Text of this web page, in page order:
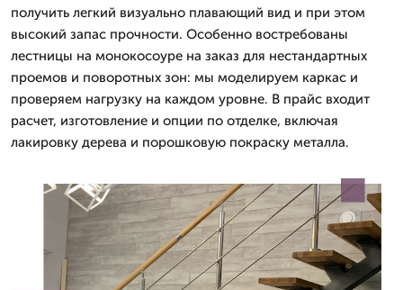
получить легкий визуально плавающий вид и при этом
высокий запас прочности. Особенно востребованы
лестницы на монокосоуре на заказ для нестандартных
проемов и поворотных зон: мы моделируем каркас и
проверяем нагрузку на каждом уровне. В прайс входит
расчет, изготовление и опции по отделке, включая
лакировку дерева и порошковую покраску металла.